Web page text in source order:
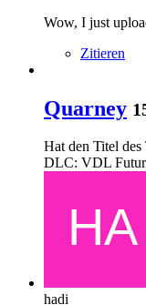
Wow, I just
Zitieren
Quarney
Hat den Titel
DLC: VDL
hadi